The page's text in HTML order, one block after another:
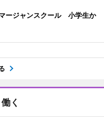
ージャンスクール 小学生か
く